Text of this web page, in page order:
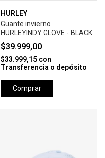
HURLEY
Guante invierno
HURLEYINDY GLOVE - BLACK
$39.999,00
$33.999,15 con
Transferencia o depósito
Comprar